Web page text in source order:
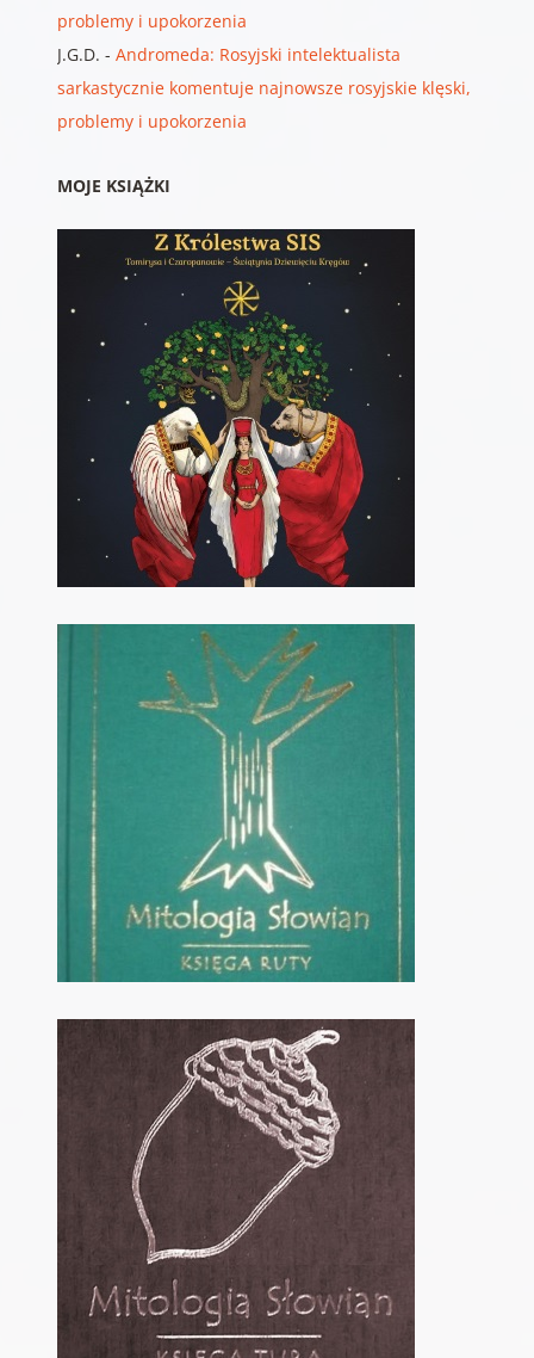
problemy i upokorzenia
J.G.D. - Andromeda: Rosyjski intelektualista
sarkastycznie komentuje najnowsze rosyjskie klęski,
problemy i upokorzenia
MOJE KSIĄŻKI